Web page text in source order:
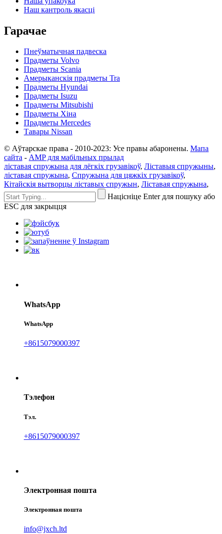
Наш кантроль якасці
Гарачае
Пнеўматычная падвеска
Прадметы Volvo
Прадметы Scania
Амерыканскія прадметы Tra
Прадметы Hyundai
Прадметы Isuzu
Прадметы Mitsubishi
Прадметы Хіна
Прадметы Mercedes
Тавары Nissan
© Аўтарскае права - 2010-2023: Усе правы абаронены. Мапа
сайта - AMP для мабільных прылад
ліставая спружына для лёгкіх грузавікоў, Ліставыя спружыны,
ліставая спружына, Спружына для цяжкіх грузавікоў,
Кітайскія вытворцы ліставых спружын, Ліставая спружына,
Націсніце Enter для пошуку або
ESC для закрыцця
WhatsApp
WhatsApp
+8615079000397
Тэлефон
Тэл.
+8615079000397
Электронная пошта
Электронная пошта
info@jxch.ltd